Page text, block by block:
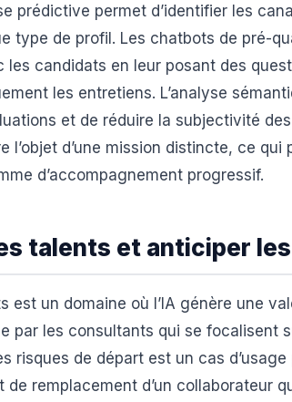
prédictive permet d’identifier les
type de profil. Les chatbots de pré-
les candidats en leur posant des
les entretiens. L’analyse
et de réduire la subjectivité
l’objet d’une mission distincte, ce
d’accompagnement progressif.
talents et anticiper
est un domaine où l’IA génère une
par les consultants qui se focalisent
risques de départ est un cas
de remplacement d’un collaborateur